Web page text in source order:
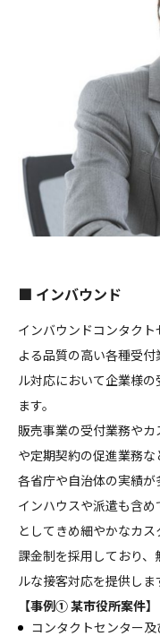
■ インバウンド
インバウンドコンタク
よる品質の高い各種受
ル対応において企業様
ます。
販売事業の受付業務や
や定期契約の促進業務
各省庁や自治体の実績が
インハウスや派遣も含
としてきめ細やかなカ
課金制を採用しており
ルな接客対応を提供しま
【事例① 某市役所案件】
コンタクトセンター